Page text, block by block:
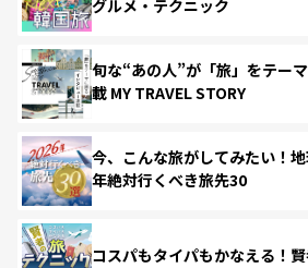
グルメ・テクニック
旬な“あの人”が「旅」をテー
載 MY TRAVEL STORY
今、こんな旅がしてみたい！
年絶対行くべき旅先30
コスパもタイパもかなえる！